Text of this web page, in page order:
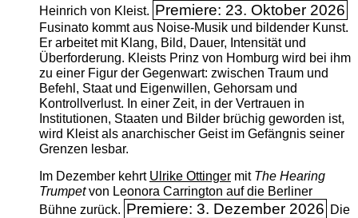
Heinrich von Kleist. Premiere: 23. Oktober 2026
Fusinato kommt aus Noise-Musik und bildender Kunst.
Er arbeitet mit Klang, Bild, Dauer, Intensität und
Überforderung. Kleists Prinz von Homburg wird bei ihm
zu einer Figur der Gegenwart: zwischen Traum und
Befehl, Staat und Eigenwillen, Gehorsam und
Kontrollverlust. In einer Zeit, in der Vertrauen in
Institutionen, Staaten und Bilder brüchig geworden ist,
wird Kleist als anarchischer Geist im Gefängnis seiner
Grenzen lesbar.
Im Dezember kehrt Ulrike Ottingermit The ­Hearing
Trumpetvon Leonora Carrington auf die Berliner
Bühne zurück. Premiere: 3. Dezember 2026 Die